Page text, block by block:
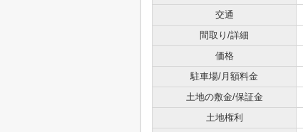
交通
間取り/詳細
価格
駐車場/月額料金
土地の敷金/保証金
土地権利